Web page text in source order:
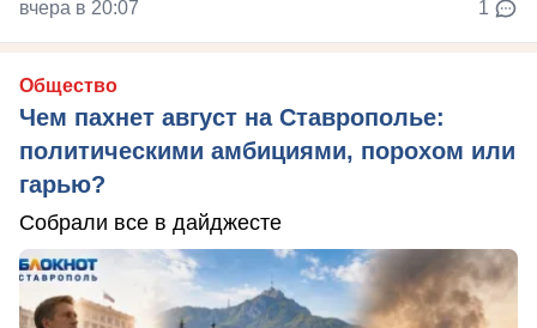
вчера в 20:07 1
Общество
Чем пахнет август на Ставрополье:
политическими амбициями, порохом или
гарью?
Собрали все в дайджесте